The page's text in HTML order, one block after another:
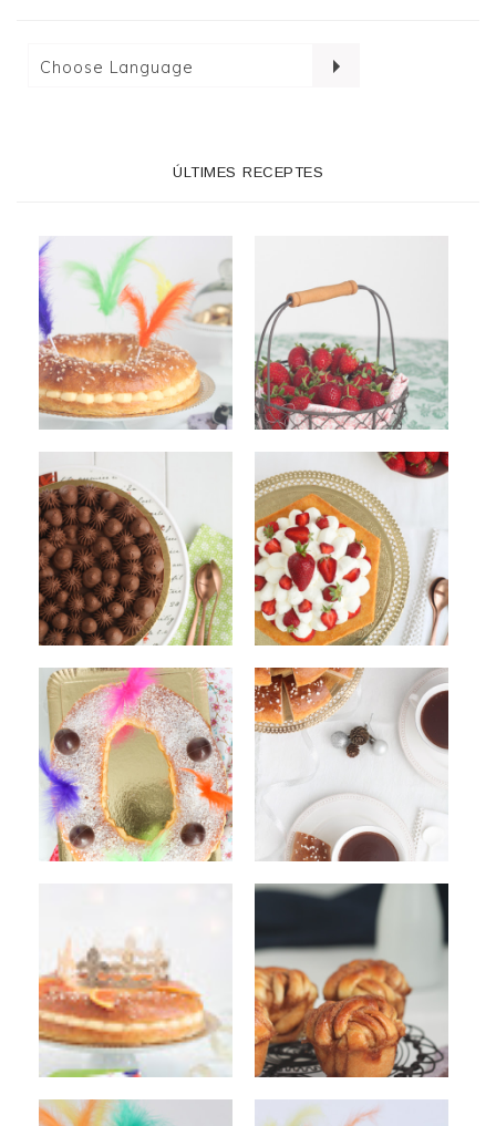
ÚLTIMES RECEPTES